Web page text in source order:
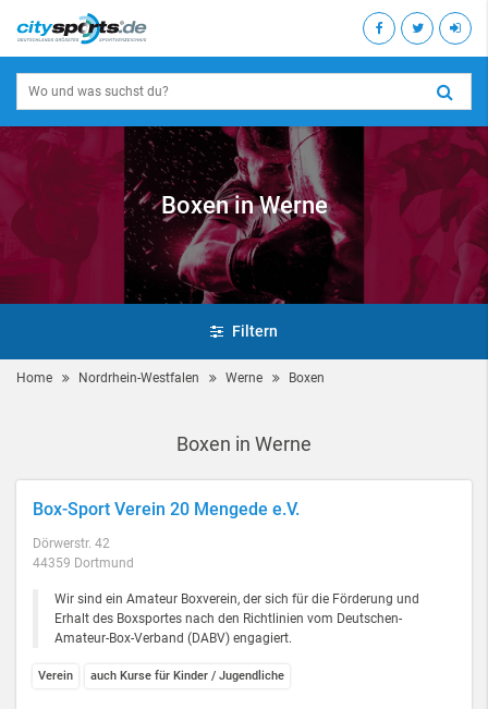
Boxen in Werne
Filtern
Home Nordrhein-Westfalen Werne Boxen
Boxen in Werne
Box-Sport Verein 20 Mengede e.V.
Dörwerstr. 42
44359 Dortmund
Wir sind ein Amateur Boxverein, der sich für die Förderung und
Erhalt des Boxsportes nach den Richtlinien vom Deutschen-
Amateur-Box-Verband (DABV) engagiert.
Verein auch Kurse für Kinder / Jugendliche